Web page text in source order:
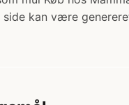
side kan være